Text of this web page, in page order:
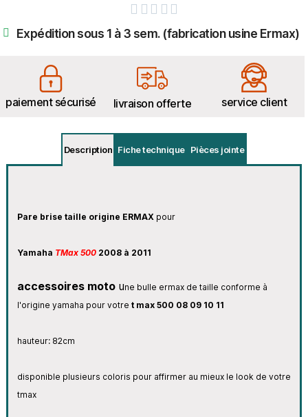
    
Expédition sous 1 à 3 sem. (fabrication usine Ermax)
paiement sécurisé livraison offerte service client
Description Fiche technique Pièces jointe
Pare brise taille origine ERMAX pour
Yamaha TMax 5002008 à 2011
accessoires motoune bulle ermax de taille conforme à
l'origine yamaha pour votre t max 500 08 09 10 11
hauteur: 82cm
disponible plusieurs coloris pour affirmer au mieux le look de votre
tmax